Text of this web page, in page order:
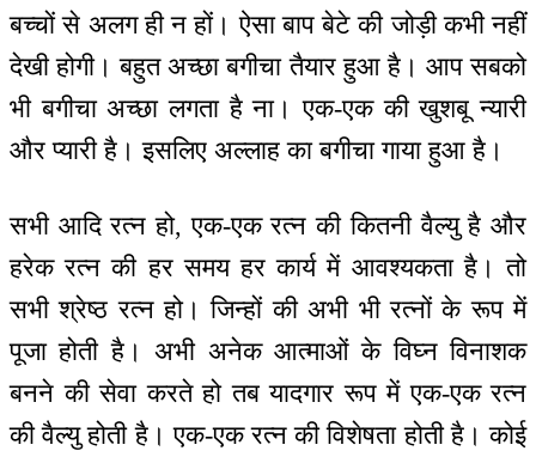
बच्चों से अलग ही न हों। ऐसा बाप बेटे की जोड़ी कभी नहीं
देखी होगी। बहुत अच्छा बगीचा तैयार हुआ है। आप सबको
भी बगीचा अच्छा लगता है ना। एक-एक की खुशबू न्यारी
और प्यारी है। इसलिए अल्लाह का बगीचा गाया हुआ है।
सभी आदि रत्न हो, एक-एक रत्न की कितनी वैल्यु है और
हरेक रत्न की हर समय हर कार्य में आवश्यकता है। तो
सभी श्रेष्ठ रत्न हो। जिन्हों की अभी भी रत्नों के रूप में
पूजा होती है। अभी अनेक आत्माओं के विघ्न विनाशक
बनने की सेवा करते हो तब यादगार रूप में एक-एक रत्न
की वैल्यु होती है। एक-एक रत्न की विशेषता होती है। कोई